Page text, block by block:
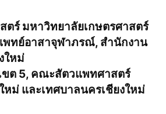
ร์ มหาวิทยาลัยเกษตรศาสตร์
ทย์อาสาจุฬาภรณ์, สํานักงาน
ใหม่
ขต 5, คณะสัตวแพทศาสตร์
หม่ และเทศบาลนครเชียงใหม่